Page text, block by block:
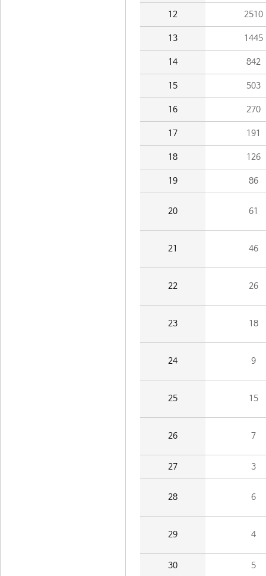
12 2510
13 1445
14 842
15 503
16 270
17 191
18 126
19 86
20 61
21 46
22 26
23 18
24 9
25 15
26 7
27 3
28 6
29 4
30 5